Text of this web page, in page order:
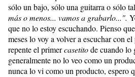
sólo un bajo, sólo una guitarra o sólo
más o menos... vamos a grabarlo...".
que no lo estoy escuchando. Pienso
meses lo voy a volver a escuchar con
repente el primercasetitode cuando lo
generalmente no lo veo como un
nunca lo vi como un producto, espero